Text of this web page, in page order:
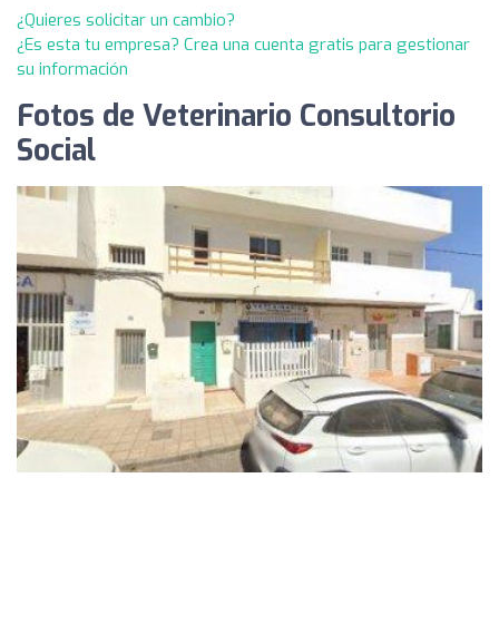
¿Quieres solicitar un cambio?
¿Es esta tu empresa? Crea una cuenta gratis para gestionar
su información
Fotos de Veterinario Consultorio
Social